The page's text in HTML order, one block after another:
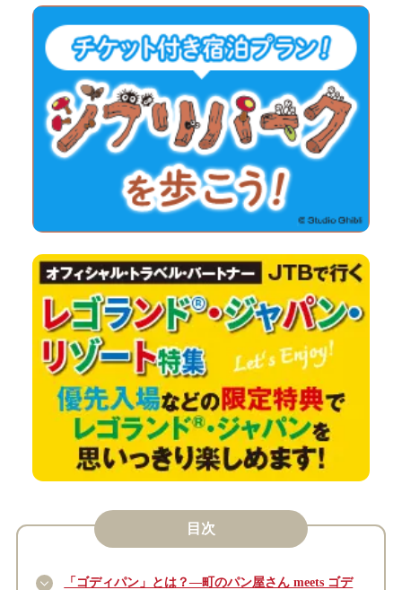
目次
「ゴディパン」とは？―町のパン屋さん meets ゴデ